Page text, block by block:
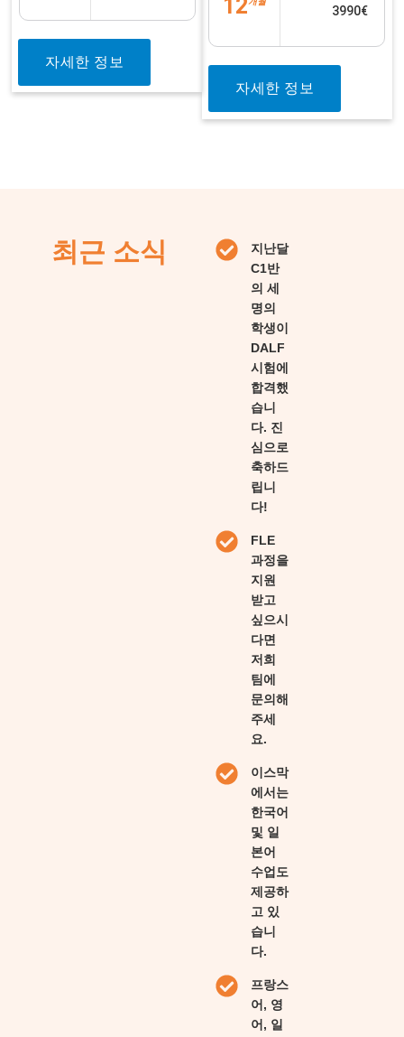
자세한 정보
12 3990€
자세한 정보
최근 소식
지난달
C1반
의 세
명의
학생이
DALF
시험에
합격했
습니
다. 진
심으로
축하드
립니
다!
FLE
과정을
지원
받고
싶으시
다면
저희
팀에
문의해
주세
요.
이스막
에서는
한국어
및 일
본어
수업도
제공하
고 있
습니
다.
프랑스
어, 영
어, 일